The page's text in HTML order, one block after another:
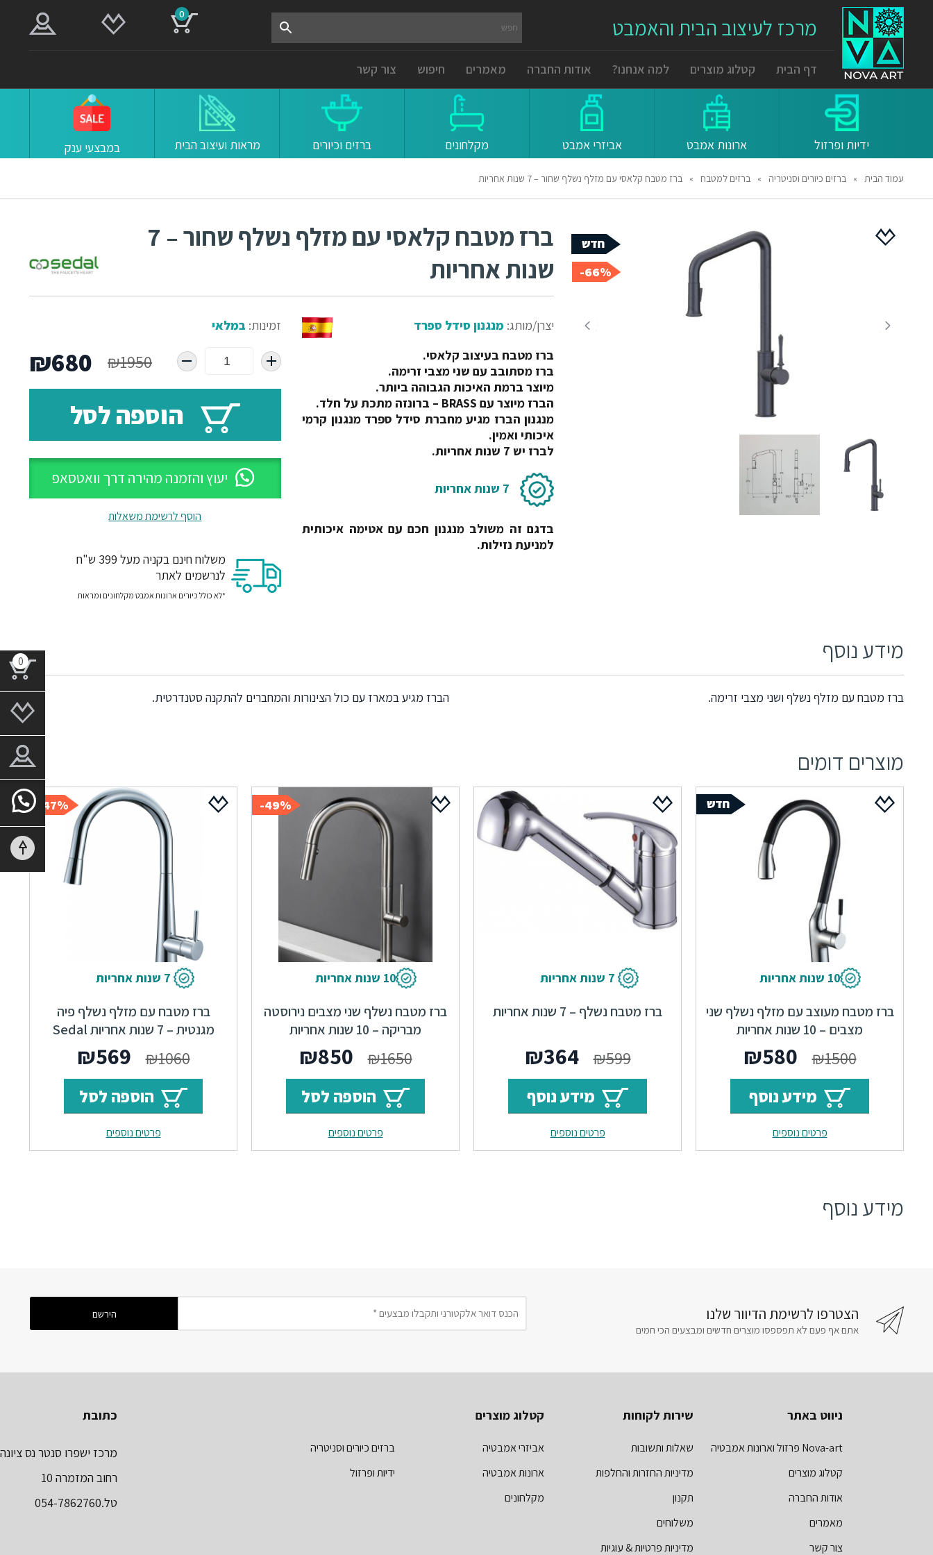
מרכז לעיצוב הבית והאמבט 0
דף הבית קטלוג מוצרים למה אנחנו? אודות החברה מאמרים חיפוש צור קשר
ידיות ופרזול ארונות אמבט אביזרי אמבט מקלחונים ברזים וכיורים מראות ועיצוב הבית במבצעי ענק
עמוד הבית » ברזים כיורים וסניטריה » ברזים למטבח » ברז מטבח קלאסי עם מזלף נשלף שחור – 7 שנות אחריות
66%-
ברז מטבח קלאסי עם מזלף נשלף שחור – 7
שנות אחריות
יצרן/מותג: מנגנון סידל ספרד
ברז מטבח בעיצוב קלאסי.
ברז מסתובב עם שני מצבי זרימה.
מיוצר ברמת האיכות הגבוהה ביותר.
הברז מיוצר עם BRASS – ברונזה מתכת על חלד.
מנגנון הברז מגיע מחברת סידל ספרד מנגנון קרמי
איכותי ואמין.
לברז יש 7 שנות אחריות.
7 שנות אחריות
בדגם זה משולב מנגנון חכם עם אטימה איכותית
למניעת נזילות.
זמינות:במלאי
₪1950
המחיר
המקורי
היה:
₪1950.
₪680
הוספה לסל
יעוץ והזמנה מהירה דרך וואטסאפ
הוסף לרשימת משאלות
משלוח חינם בקניה מעל 399 ש"ח
לנרשמים לאתר
*לא כולל כיורים ארונות אמבט מקלחונים ומראות
מידע נוסף
ברז מטבח עם מזלף נשלף ושני מצבי זרימה. הברז מגיע במארז עם כול הצינורות והמחברים להתקנה סטנדרטית.
מוצרים דומים
10 שנות אחריות
ברז מטבח מעוצב עם מזלף נשלף שני
מצבים – 10 שנות אחריות
₪1500
המחיר
המקורי
היה:
₪1500.
₪580
הנוכחי
הוא:
₪580.
מידע נוסף
פרטים נוספים
7 שנות אחריות
ברז מטבח נשלף – 7 שנות אחריות
₪599
המחיר
המקורי
היה:
₪599.
₪364
הנוכחי
הוא:
₪364.
מידע נוסף
פרטים נוספים
49%-
10 שנות אחריות
ברז מטבח נשלף שני מצבים נירוסטה
מבריקה – 10 שנות אחריות
₪1650
המחיר
המקורי
היה:
₪1650.
₪850
הנוכחי
הוא:
₪850.
הוספה לסל
פרטים נוספים
47%-
7 שנות אחריות
ברז מטבח עם מזלף נשלף פיה
מגנטית – 7 שנות אחריות Sedal
₪1060
המחיר
המקורי
היה:
₪1060.
₪569
הנוכחי
הוא:
₪569.
הוספה לסל
פרטים נוספים
מידע נוסף
הצטרפו לרשימת הדיוור שלנו
אתם אף פעם לא תפספסו מוצרים חדשים ומבצעים הכי חמים
ניווט באתר
Nova-art פרזול וארונות אמבטיה
קטלוג מוצרים
אודות החברה
מאמרים
צור קשר
שירות לקוחות
שאלות ותשובות
מדיניות החזרות והחלפות
תקנון
משלוחים
מדיניות פרטיות & עוגיות
קטלוג מוצרים
אביזרי אמבטיה
ארונות אמבטיה
מקלחונים
ברזים כיורים וסניטריה
ידיות ופרזול
כתובת
מרכז ישפרו סנטר נס ציונה
רחוב המזמרה 10
טל.054-7862760
0